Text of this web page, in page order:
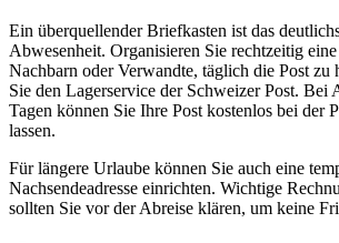
Ein überquellender Briefkasten ist das
Abwesenheit. Organisieren Sie rechtzeitig
Nachbarn oder Verwandte, täglich die Post zu
Sie den Lagerservice der Schweizer Post. Bei
Tagen können Sie Ihre Post kostenlos bei der
lassen.
Für längere Urlaube können Sie auch eine
Nachsendeadresse einrichten. Wichtige
sollten Sie vor der Abreise klären, um keine